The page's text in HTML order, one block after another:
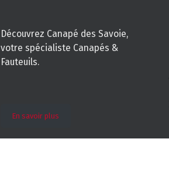
Découvrez Canapé des Savoie,
votre spécialiste Canapés &
Fauteuils.
En savoir plus